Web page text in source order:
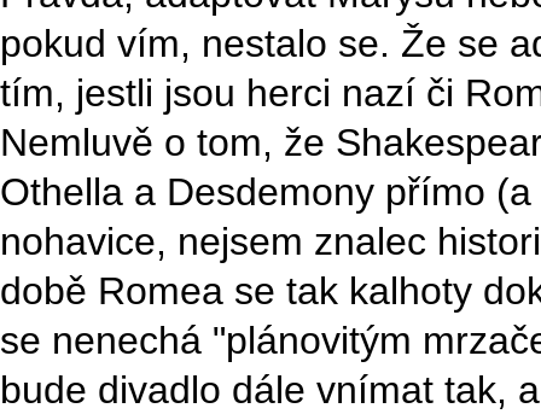
pokud vím, nestalo se. Že se
tím, jestli jsou herci nazí či
Nemluvě o tom, že
Othella a Desdemony přímo
nohavice, nejsem znalec
době Romea se tak kalhoty
se nenechá "plánovitým
bude divadlo dále vnímat tak,